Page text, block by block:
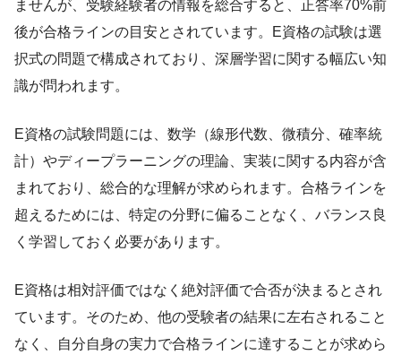
ませんが、受験経験者の情報を総合すると、正答率70%前
後が合格ラインの目安とされています。E資格の試験は選
択式の問題で構成されており、深層学習に関する幅広い知
識が問われます。
E資格の試験問題には、数学（線形代数、微積分、確率統
計）やディープラーニングの理論、実装に関する内容が含
まれており、総合的な理解が求められます。合格ラインを
超えるためには、特定の分野に偏ることなく、バランス良
く学習しておく必要があります。
E資格は相対評価ではなく絶対評価で合否が決まるとされ
ています。そのため、他の受験者の結果に左右されること
なく、自分自身の実力で合格ラインに達することが求めら